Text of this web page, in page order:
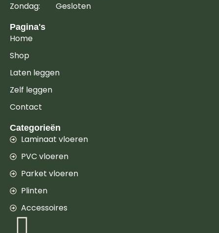
Zondag: Gesloten
Pagina's
Home
Shop
Laten leggen
Zelf leggen
Contact
Categorieën
Laminaat vloeren
PVC vloeren
Parket vloeren
Plinten
Accessoires